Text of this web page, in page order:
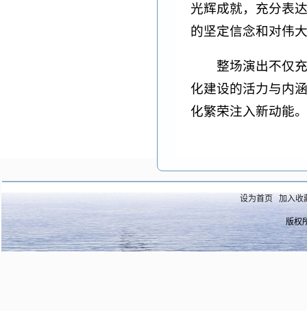
光辉成就，充分表
的坚定信念和对伟
整场演出不仅
化建设的活力与内
化繁荣注入新动能
设为首页 加入收
版权